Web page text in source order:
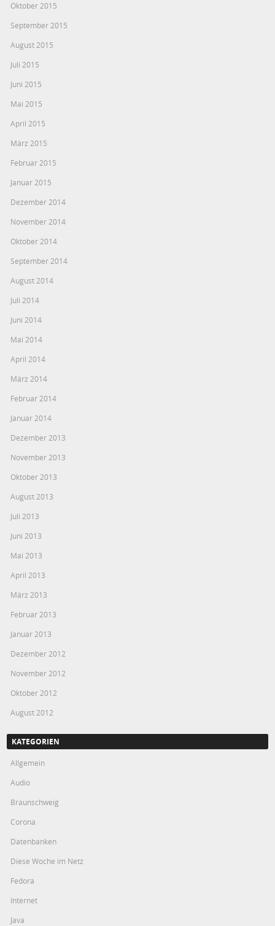
Oktober 2015
September 2015
August 2015
Juli 2015
Juni 2015
Mai 2015
April 2015
März 2015
Februar 2015
Januar 2015
Dezember 2014
November 2014
Oktober 2014
September 2014
August 2014
Juli 2014
Juni 2014
Mai 2014
April 2014
März 2014
Februar 2014
Januar 2014
Dezember 2013
November 2013
Oktober 2013
August 2013
Juli 2013
Juni 2013
Mai 2013
April 2013
März 2013
Februar 2013
Januar 2013
Dezember 2012
November 2012
Oktober 2012
August 2012
KATEGORIEN
Allgemein
Audio
Braunschweig
Corona
Datenbanken
Diese Woche im Netz
Fedora
Internet
Java